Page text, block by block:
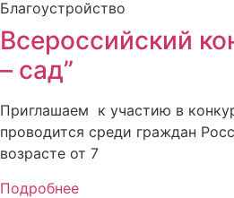
Благоустройство
Всероссийский
– сад”
Приглашаем к участию в
проводится среди граждан
возрасте от 7
Подробнее